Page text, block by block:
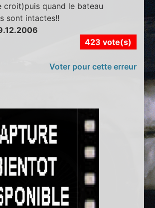
croit)puis quand le bateau
sont intactes!!
423 vote(s)
Voter pour cette erreur